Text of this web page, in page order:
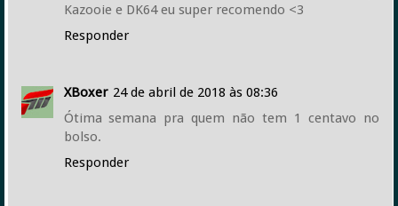
Kazooie e DK64 eu super recomendo <3
Responder
XBoxer 24 de abril de 2018 às 08:36
Ótima semana pra quem não tem 1 centavo no
bolso.
Responder